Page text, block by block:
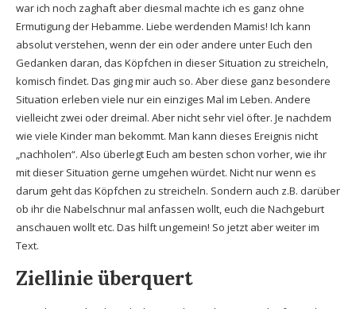
war ich noch zaghaft aber diesmal machte ich es ganz ohne
Ermutigung der Hebamme. Liebe werdenden Mamis! Ich kann
absolut verstehen, wenn der ein oder andere unter Euch den
Gedanken daran, das Köpfchen in dieser Situation zu streicheln,
komisch findet. Das ging mir auch so. Aber diese ganz besondere
Situation erleben viele nur ein einziges Mal im Leben. Andere
vielleicht zwei oder dreimal. Aber nicht sehr viel öfter. Je nachdem
wie viele Kinder man bekommt. Man kann dieses Ereignis nicht
„nachholen“. Also überlegt Euch am besten schon vorher, wie ihr
mit dieser Situation gerne umgehen würdet. Nicht nur wenn es
darum geht das Köpfchen zu streicheln. Sondern auch z.B. darüber
ob ihr die Nabelschnur mal anfassen wollt, euch die Nachgeburt
anschauen wollt etc. Das hilft ungemein! So jetzt aber weiter im
Text.
Ziellinie überquert